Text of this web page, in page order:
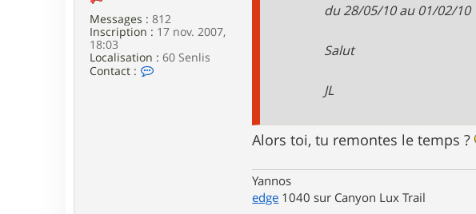
Messages : 812
Inscription : 17 nov. 2007,
18:03
Localisation : 60 Senlis
Contact :
du 28/05/10 au 01/02/10
Salut
JL
Alors toi, tu remontes le temps ?
Yannos
edge 1040 sur Canyon Lux Trail